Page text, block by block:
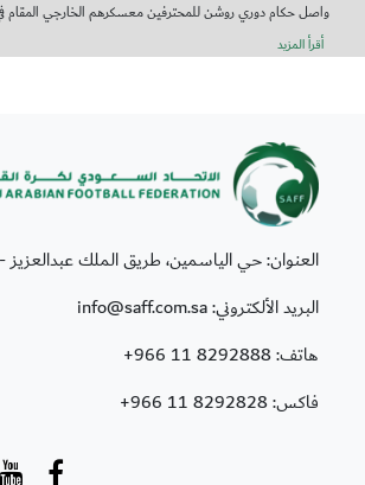
واصل حكام دوري روشن للمحترفين معسكرهم الخارجي المقام في
أقرأ المزيد
العنوان: حي الياسمين، طريق الملك
البريد الألكتروني: info@saff.com.sa
هاتف:+966 11 8292888
فاكس:+966 11 8292828